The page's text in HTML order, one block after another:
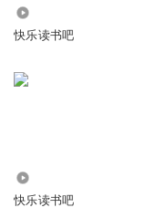
快乐读书吧
快乐读书吧